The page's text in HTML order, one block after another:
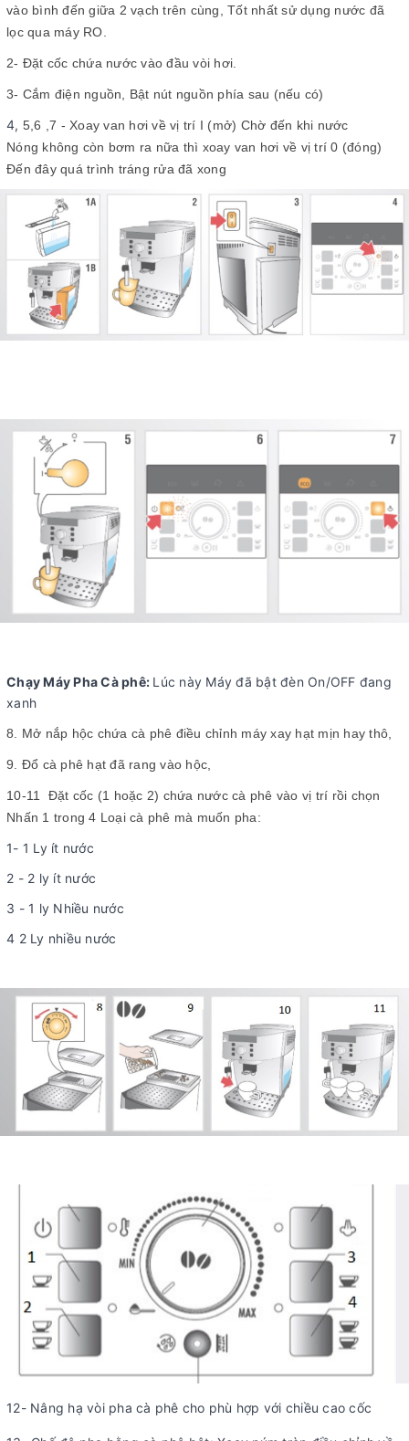
vào bình đến giữa 2 vạch trên cùng, Tốt nhất sử dụng nước đã
lọc qua máy RO.
2- Đặt cốc chứa nước vào đầu vòi hơi.
3- Cắm điện nguồn, Bật nút nguồn phía sau (nếu có)
4, 5,6 ,7 - Xoay van hơi về vị trí I (mở) Chờ đến khi nước
Nóng không còn bơm ra nữa thì xoay van hơi về vị trí 0 (đóng)
Đến đây quá trình tráng rửa đã xong
Chạy Máy Pha Cà phê: Lúc này Máy đã bật đèn On/OFF đang
xanh
8. Mở nắp hộc chứa cà phê điều chỉnh máy xay hạt mịn hay thô,
9. Đổ cà phê hạt đã rang vào hộc,
10-11 Đặt cốc (1 hoặc 2) chứa nước cà phê vào vị trí rồi chọn
Nhấn 1 trong 4 Loại cà phê mà muốn pha:
1- 1 Ly ít nước
2 - 2 ly ít nước
3 - 1 ly Nhiều nước
4 2 Ly nhiều nước
12- Nâng hạ vòi pha cà phê cho phù hợp với chiều cao cốc